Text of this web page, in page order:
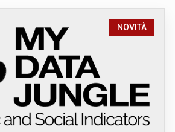
NOVITÀ